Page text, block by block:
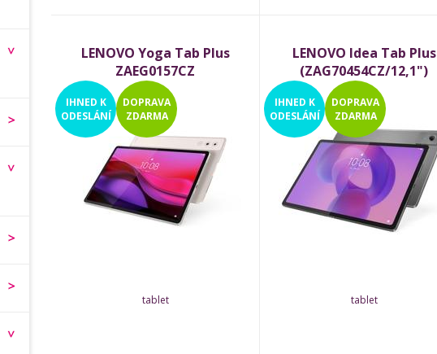
LENOVO Yoga Tab Plus
ZAEG0157CZ
tablet
IHNED K
ODESLÁNÍ
DOPRAVA
ZDARMA
LENOVO Idea Tab Plus
(ZAG70454CZ/12,1")
tablet
IHNED K
ODESLÁNÍ
DOPRAVA
ZDARMA